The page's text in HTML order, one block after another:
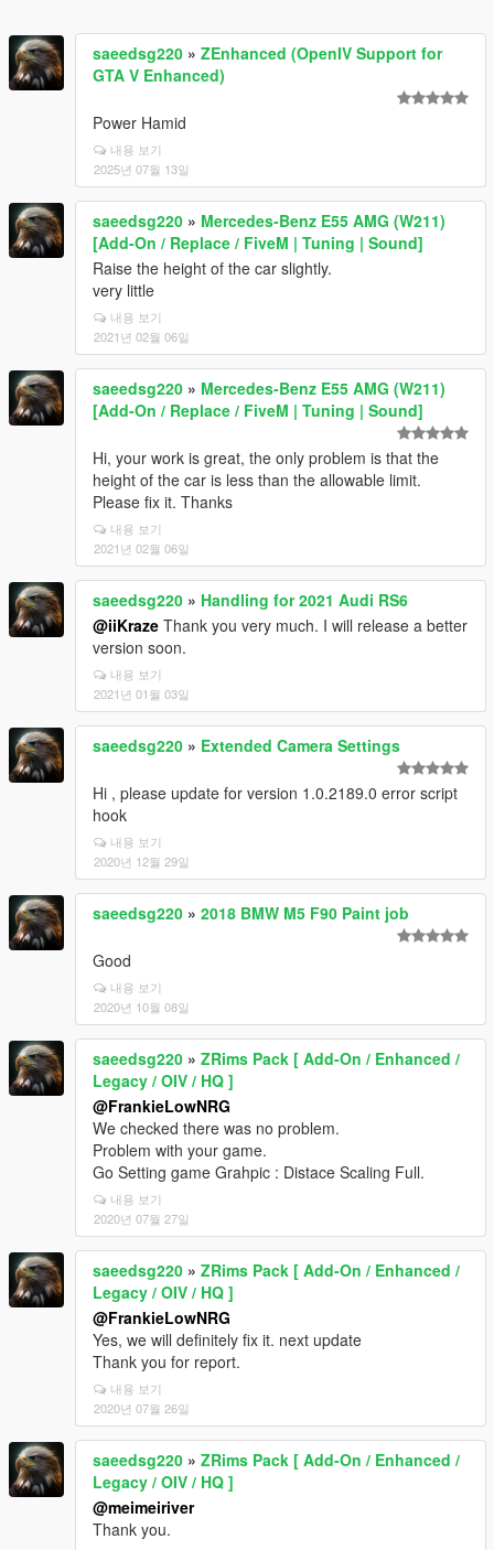
saeedsg220 » ZEnhanced (OpenIV Support for
GTA V Enhanced)
Power Hamid
내용 보기
2025년 07월 13일
saeedsg220 » Mercedes-Benz E55 AMG (W211)
[Add-On / Replace / FiveM | Tuning | Sound]
Raise the height of the car slightly.
very little
내용 보기
2021년 02월 06일
saeedsg220 » Mercedes-Benz E55 AMG (W211)
[Add-On / Replace / FiveM | Tuning | Sound]
Hi, your work is great, the only problem is that the
height of the car is less than the allowable limit.
Please fix it. Thanks
내용 보기
2021년 02월 06일
saeedsg220 » Handling for 2021 Audi RS6
@iiKraze Thank you very much. I will release a better
version soon.
내용 보기
2021년 01월 03일
saeedsg220 » Extended Camera Settings
Hi , please update for version 1.0.2189.0 error script
hook
내용 보기
2020년 12월 29일
saeedsg220 » 2018 BMW M5 F90 Paint job
Good
내용 보기
2020년 10월 08일
saeedsg220 » ZRims Pack [ Add-On / Enhanced /
Legacy / OIV / HQ ]
@FrankieLowNRG
We checked there was no problem.
Problem with your game.
Go Setting game Grahpic : Distace Scaling Full.
내용 보기
2020년 07월 27일
saeedsg220 » ZRims Pack [ Add-On / Enhanced /
Legacy / OIV / HQ ]
@FrankieLowNRG
Yes, we will definitely fix it. next update
Thank you for report.
내용 보기
2020년 07월 26일
saeedsg220 » ZRims Pack [ Add-On / Enhanced /
Legacy / OIV / HQ ]
@meimeiriver
Thank you.